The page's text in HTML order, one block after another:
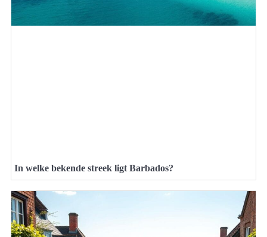
In welke bekende streek ligt Barbados?